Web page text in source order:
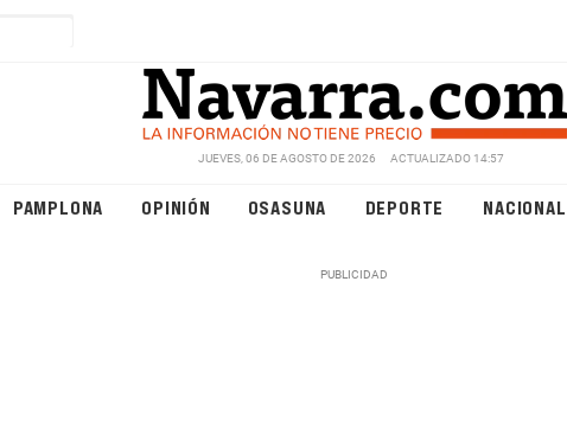
JUEVES, 06 DE AGOSTO DE 2026 ACTUALIZADO 14:57
PAMPLONA OPINIÓN OSASUNA DEPORTE NACIONAL